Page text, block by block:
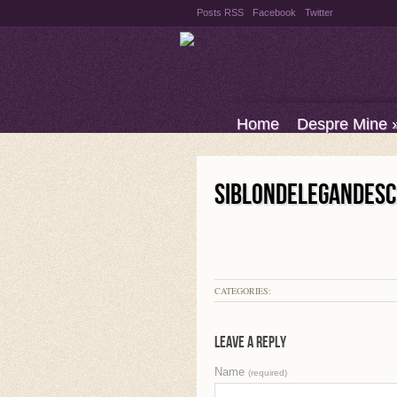
Posts RSS Facebook Twitter
Home Despre Mine
SIBLONDELEGANDESC
CATEGORIES:
Leave a Reply
Name (required)